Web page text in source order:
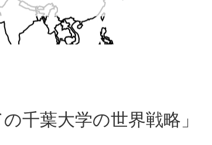
千葉大学の世界戦略」